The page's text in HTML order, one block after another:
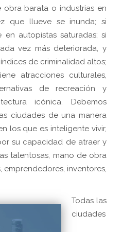
barata o industrias en
que llueve se inunda; si
en autopistas saturadas; si
vez más deteriorada, y
de criminalidad altos;
atracciones culturales,
de recreación y
icónica. Debemos
ciudades de una manera
los que es inteligente vivir,
su capacidad de atraer y
talentosas, mano de obra
emprendedores, inventores,
Todas las
ciudades